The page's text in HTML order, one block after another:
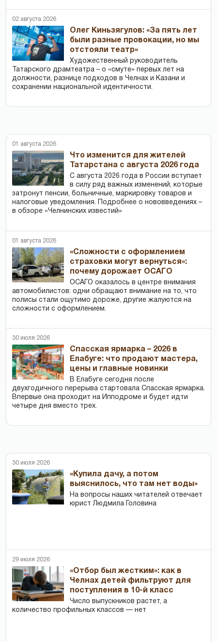
02 августа 2026
Олег Киньзягулов: «За пять лет
были разные провокации, но мы
отстояли театр»
Художественный руководитель
Татарского драмтеатра – о «смуте» первых лет на
должности, разнице подходов в Челнах и Казани и
сохранении национальной идентичности.
01 августа 2026
Что изменится для жителей
Татарстана с августа 2026 года
С августа 2026 года в России вступает
в силу ряд важных изменений, которые
затронут пенсии, больничные, маркировку товаров и
налоговые уведомления. Подробнее о нововведениях –
в обзоре «Челнинских известий»
01 августа 2026
«Сложности с оформлением
страховки могут вернуться»:
почему дорожает ОСАГО
ОСАГО оказалось в центре внимания
автомобилистов: одни обращают внимание на то, что
полисы стали ощутимо дороже, другие жалуются на
сложности с оформлением.
30 июля 2026
Спасская ярмарка – 2026 в
Елабуге: что продают мастера,
цены и главные новинки
В Елабуге сегодня после
двухгодичного перерыва стартовала Спасская ярмарка.
Впервые она проходит на Ипподроме и будет идти
четыре дня вместо трех.
30 июля 2026
«Купила дачу, а потом
выяснилось, что там нет воды»
На вопросы наших читателей отвечает
юрист Людмила Головина
29 июля 2026
«Отбор был жестким»: как в
Челнах детей фильтруют для
поступления в 10-й класс
Число выпускников растет, а
количество профильных классов — нет